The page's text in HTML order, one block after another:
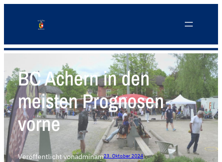
BC Achern in den
meisten Prognosen
vorne
Veröffentlicht vonadminam23. Oktober 2024